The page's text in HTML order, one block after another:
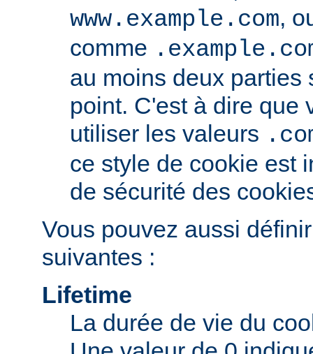
www.example.com,
comme
au moins deux parties
point. C'est à dire que
utiliser les valeurs
ce style de cookie est
de sécurité des
Vous pouvez aussi
suivantes :
Lifetime
La durée de vie du